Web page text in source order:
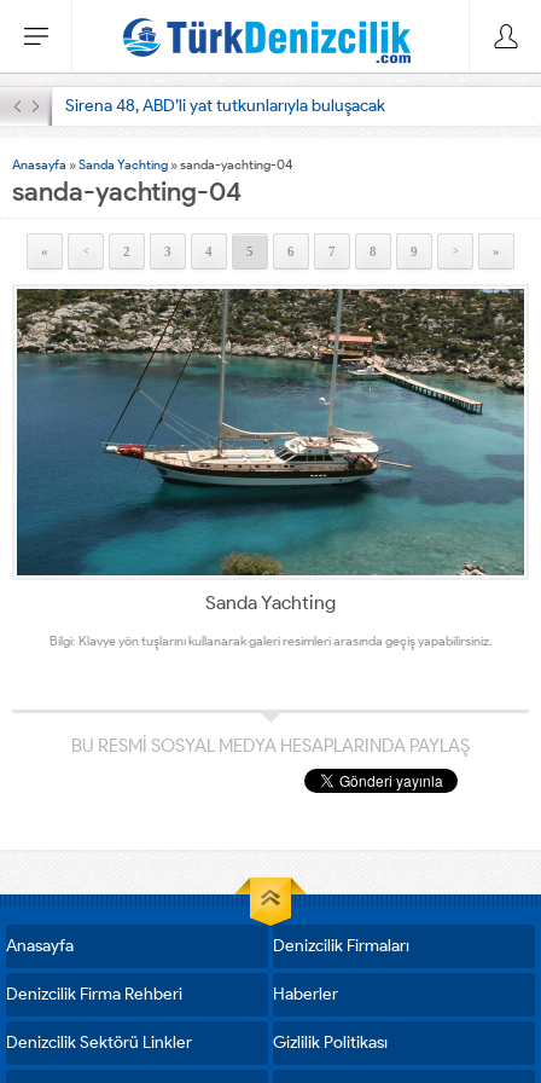
Sirena 48, ABD’li yat tutkunlarıyla buluşacak
Anasayfa »Sanda Yachting »sanda-yachting-04
sanda-yachting-04
« < 2 3 4 5 6 7 8 9 > »
Sanda Yachting
Bilgi: Klavye yön tuşlarını kullanarak galeri resimleri arasında geçiş yapabilirsiniz.
BU RESMİ SOSYAL MEDYA HESAPLARINDA PAYLAŞ
Anasayfa Denizcilik Firmaları
Denizcilik Firma Rehberi Haberler
Denizcilik Sektörü Linkler Gizlilik Politikası